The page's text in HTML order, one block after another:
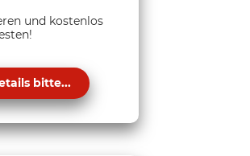
und kostenlos
bitte...